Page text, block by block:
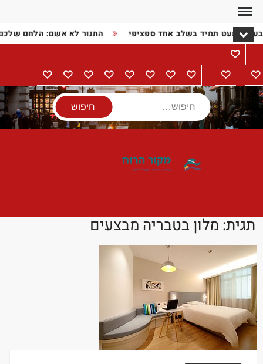
Skip
content
התנור לא אשם: הלחם כמעט תמיד בשלב אחד ספציפי
דף
הבית
מתכונים
בישול הורים
וילדים
מתנותמוצרי
חשמל
טיוליםאודותצור
קשר
מדיניות
פרטיות
הצהרת
נגישות
חיפוש
תגית: מלון בטבריה מבצעים